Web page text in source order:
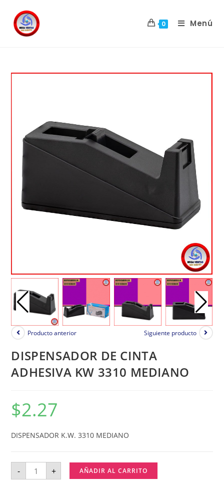
0 Menú
Producto anterior Siguiente producto
DISPENSADOR DE CINTA
ADHESIVA KW 3310 MEDIANO
$2.27
DISPENSADOR K.W. 3310 MEDIANO
- + AÑADIR AL CARRITO